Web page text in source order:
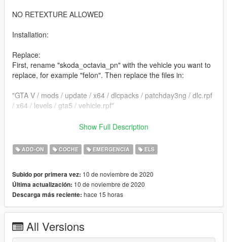
NO RETEXTURE ALLOWED
Installation:
Replace:
First, rename "skoda_octavia_pn" with the vehicle you want to
replace, for example "felon". Then replace the files in:
"GTA V / mods / update / x64 / dlcpacks / patchday3ng / dlc.rpf
/ x64 / levels / gta5 / vehicle.rpf"
Put the "soctaviapn" file in GTAV / mods / update / x64 /
Then, go to GTAV / mods / update / update.rpf / commons /
data and edit dlclist.xml by adding this line:
"dlcpacks: soctaviapn"
The model will be updated soon to correct slight imperfections
Show Full Description
ADD-ON COCHE EMERGENCIA ELS
Subido por primera vez: 10 de noviembre de 2020
Última actualización: 10 de noviembre de 2020
Descarga más reciente: hace 15 horas
All Versions